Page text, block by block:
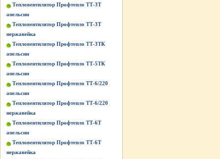
Тепловентилятор Профтепло ТТ-3Т
апельсин
Тепловентилятор Профтепло ТТ-3Т
нержавейка
Тепловентилятор Профтепло ТТ-3ТК
апельсин
Тепловентилятор Профтепло ТТ-5ТК
апельсин
Тепловентилятор Профтепло ТТ-6/220
апельсин
Тепловентилятор Профтепло ТТ-6/220
нержавейка
Тепловентилятор Профтепло ТТ-6Т
апельсин
Тепловентилятор Профтепло ТТ-6Т
нержавейка